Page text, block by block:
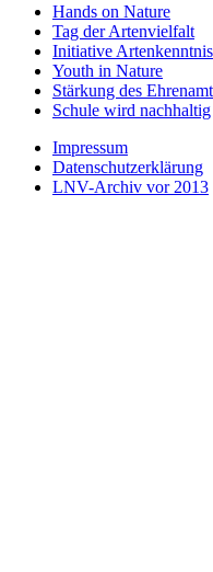
Hands on Nature
Tag der Artenvielfalt
Initiative Artenkenntnis
Youth in Nature
Stärkung des
Schule wird nachhaltig
Impressum
Datenschutzerklärung
LNV-Archiv vor 2013